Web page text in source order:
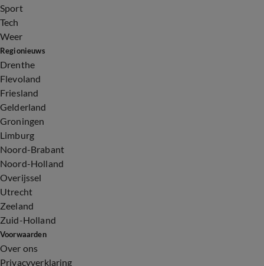
Sport
Tech
Weer
Regionieuws
Drenthe
Flevoland
Friesland
Gelderland
Groningen
Limburg
Noord-Brabant
Noord-Holland
Overijssel
Utrecht
Zeeland
Zuid-Holland
Voorwaarden
Over ons
Privacyverklaring